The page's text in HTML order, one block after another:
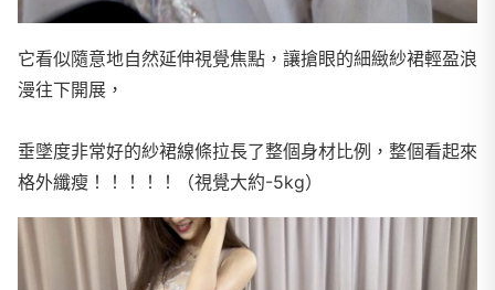
它看似隨意地自然延伸視覺焦點，讓搶眼的細緻紗裙輕盈浪
漫往下開展，
垂墜度非常好的紗裙線條拉長了整個身材比例，整個看起來
格外纖瘦！！！！！（視覺大約-5kg）